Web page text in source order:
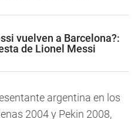
vuelven a Barcelona?:
de Lionel Messi
argentina en los
2004 y Pekin 2008,